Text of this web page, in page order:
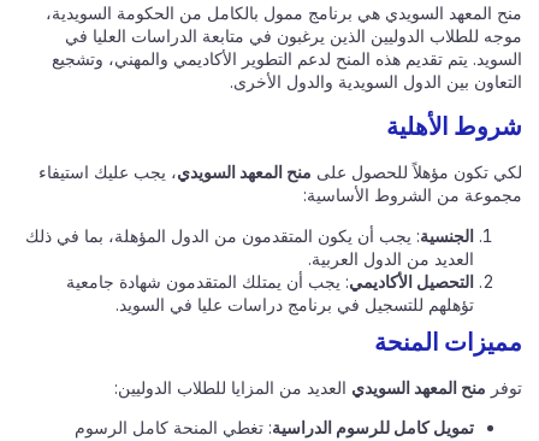
منح المعهد السويدي هي برنامج ممول بالكامل من الحكومة السويدية،
موجه للطلاب الدوليين الذين يرغبون في متابعة الدراسات العليا في
السويد. يتم تقديم هذه المنح لدعم التطوير الأكاديمي والمهني، وتشجيع
التعاون بين الدول السويدية والدول الأخرى.
شروط الأهلية
لكي تكون مؤهلاً للحصول على منح المعهد السويدي، يجب عليك استيفاء
مجموعة من الشروط الأساسية:
الجنسية: يجب أن يكون المتقدمون من الدول المؤهلة، بما في ذلك
العديد من الدول العربية.
التحصيل الأكاديمي: يجب أن يمتلك المتقدمون شهادة جامعية
تؤهلهم للتسجيل في برنامج دراسات عليا في السويد.
مميزات المنحة
توفر منح المعهد السويدي العديد من المزايا للطلاب الدوليين:
تمويل كامل للرسوم الدراسية: تغطي المنحة كامل الرسوم